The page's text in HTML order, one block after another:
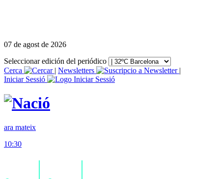
07 de agost de 2026
Seleccionar edición del periódico
Cerca
| Newsletters
|
Iniciar Sessió
ara mateix
10:30